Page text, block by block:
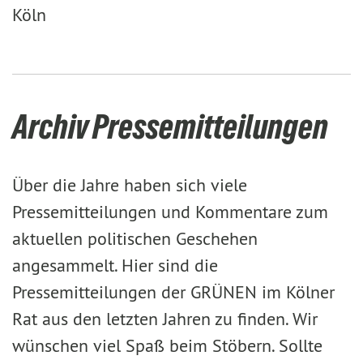
Köln
Archiv Pressemitteilungen
Über die Jahre haben sich viele
Pressemitteilungen und Kommentare zum
aktuellen politischen Geschehen
angesammelt. Hier sind die
Pressemitteilungen der GRÜNEN im Kölner
Rat aus den letzten Jahren zu finden. Wir
wünschen viel Spaß beim Stöbern. Sollte